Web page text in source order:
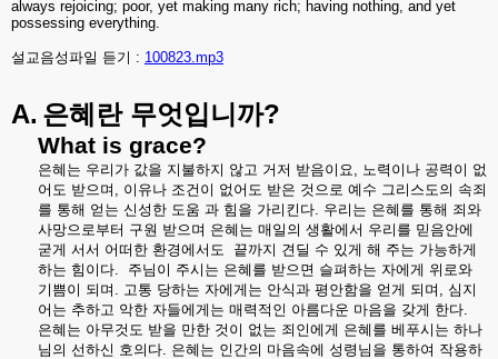
always rejoicing; poor, yet making many rich; having nothing, and yet
possessing everything.
설교음성파일 듣기 : 100823.mp3
A. 은혜란 무엇입니까?
What is grace?
은혜는 우리가 값을 지불하지 않고 거저 받음이요 노력이나 공력이 없
어도 받으며 이유나 조건이 없어도 받은 것으로 예수 그리스도의 속죄
를 통해 얻는 신성한 도움 과 힘을 가리킨다 우리는 은혜를 통해 죄와
사망으로부터 구원 받으며 은혜는 매일의 생활에서 우리를 믿음안에
굳게 서서 어떠한 환경에서도 끝까지 견딜 수 있게 해 주는 가능하게
하는 힘이다 주님이 주시는 은혜를 받으면 슬펴하는 자에게 위로와
기쁨이 되며 고통 당하는 자에게는 안식과 평안함을 얻게 되며
심지
어는 추하고 악한 자들에게는 매력적인 아름다운 마음을 갖게 한다
은혜는 아무것도 받을 만한 것이 없는 죄인에게 은혜를 베푸시는 하나
님의 선하신 호의다 은혜는 인간의 마음속에 성령님을 통하여 작용하